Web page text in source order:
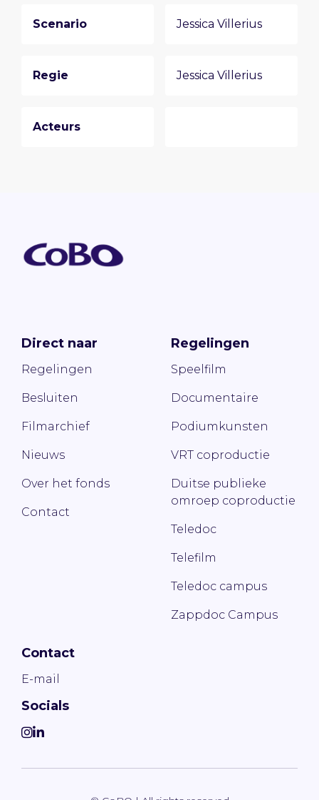
Scenario Jessica Villerius
Regie Jessica Villerius
Acteurs
Direct naar
Regelingen
Besluiten
Filmarchief
Nieuws
Over het fonds
Contact
Regelingen
Speelfilm
Documentaire
Podiumkunsten
VRT coproductie
Duitse publieke
omroep coproductie
Teledoc
Telefilm
Teledoc campus
Zappdoc Campus
Contact
E-mail
Socials